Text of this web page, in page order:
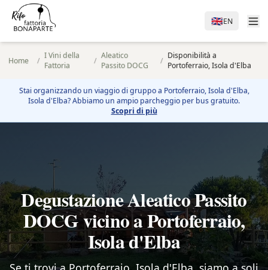
🇬🇧EN
Home / I Vini della
Fattoria
/ Aleatico
Passito DOCG
/ Disponibilità a
Portoferraio, Isola d'Elba
Stai organizzando un viaggio di gruppo a Portoferraio, Isola d'Elba,
Isola d'Elba? Abbiamo un ampio parcheggio per bus gratuito.
Scopri di più
Degustazione Aleatico Passito
DOCG vicino a Portoferraio,
Isola d'Elba